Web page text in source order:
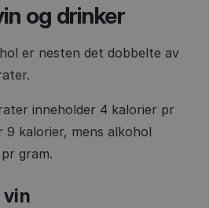
og drinker
er nesten det dobbelte av
inneholder 4 kalorier pr
9 kalorier, mens alkohol
gram.
vin